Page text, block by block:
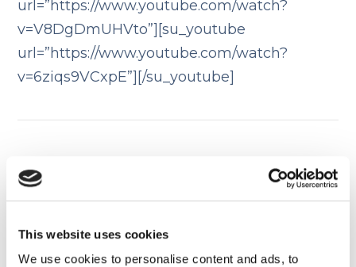
This website uses cookies
We use cookies to personalise content and ads, to
url=”https://www.youtube.com/watch?
v=V8DgDmUHVto”][su_youtube
url=”https://www.youtube.com/watch?
v=6ziqs9VCxpE”][/su_youtube]